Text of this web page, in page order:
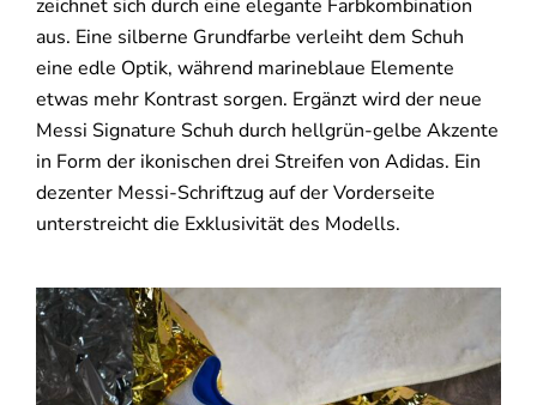
zeichnet sich durch eine elegante Farbkombination
aus. Eine silberne Grundfarbe verleiht dem Schuh
eine edle Optik, während marineblaue Elemente
etwas mehr Kontrast sorgen. Ergänzt wird der neue
Messi Signature Schuh durch hellgrün-gelbe Akzente
in Form der ikonischen drei Streifen von Adidas. Ein
dezenter Messi-Schriftzug auf der Vorderseite
unterstreicht die Exklusivität des Modells.